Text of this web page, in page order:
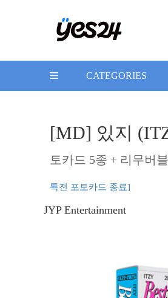
CATEGORIES
[MD] 있지
토카드 5종 + 리무버
특전 포토카드 종료]
JYP Entertainment